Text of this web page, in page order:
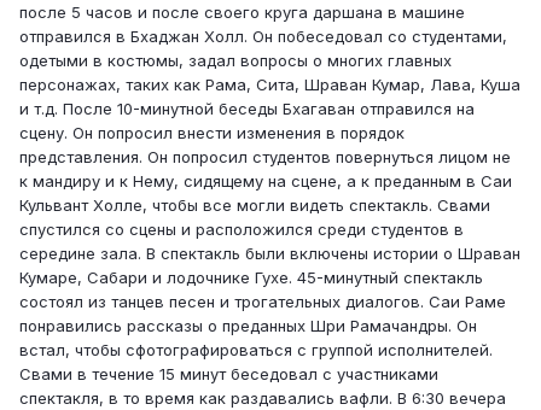
после 5 часов и после своего круга даршана в машине
отправился в Бхаджан Холл. Он побеседовал со студентами,
одетыми в костюмы, задал вопросы о многих главных
персонажах, таких как Рама, Сита, Шраван Кумар, Лава, Куша
и т.д. После 10-минутной беседы Бхагаван отправился на
сцену. Он попросил внести изменения в порядок
представления. Он попросил студентов повернуться лицом не
к мандиру и к Нему, сидящему на сцене, а к преданным в Саи
Кульвант Холле, чтобы все могли видеть спектакль. Свами
спустился со сцены и расположился среди студентов в
середине зала. В спектакль были включены истории о Шраван
Кумаре, Сабари и лодочнике Гухе. 45-минутный спектакль
состоял из танцев песен и трогательных диалогов. Саи Раме
понравились рассказы о преданных Шри Рамачандры. Он
встал, чтобы сфотографироваться с группой исполнителей.
Свами в течение 15 минут беседовал с участниками
спектакля, в то время как раздавались вафли. В 6:30 вечера